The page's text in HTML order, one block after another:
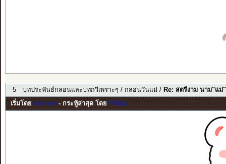
5 บทประพันธ์กลอนและบทกวีเพราะๆ / กลอนวันแม่ / Re: สตรีงาม นาม"แม่"
เริ่มโดย toshare- กระทู้ล่าสุด โดย PIKuL